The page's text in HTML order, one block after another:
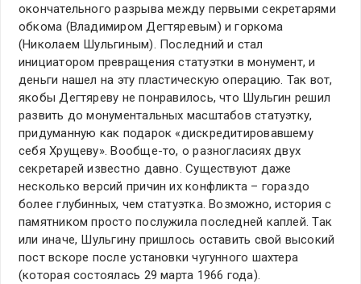
окончательного разрыва между первыми секретарями
обкома (Владимиром Дегтяревым) и горкома
(Николаем Шульгиным). Последний и стал
инициатором превращения статуэтки в монумент, и
деньги нашел на эту пластическую операцию. Так вот,
якобы Дегтяреву не понравилось, что Шульгин решил
развить до монументальных масштабов статуэтку,
придуманную как подарок «дискредитировавшему
себя Хрущеву». Вообще-то, о разногласиях двух
секретарей известно давно. Существуют даже
несколько версий причин их конфликта – гораздо
более глубинных, чем статуэтка. Возможно, история с
памятником просто послужила последней каплей. Так
или иначе, Шульгину пришлось оставить свой высокий
пост вскоре после установки чугунного шахтера
(которая состоялась 29 марта 1966 года).